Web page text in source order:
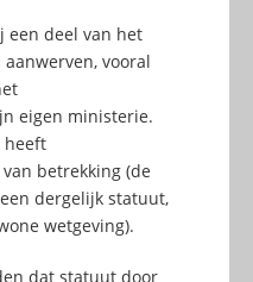
een deel van het
vooral
eigen ministerie.
heeft
betrekking (de
dergelijk statuut,
wetgeving).
dat statuut door